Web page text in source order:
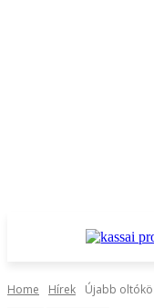
Home Hírek Újabb